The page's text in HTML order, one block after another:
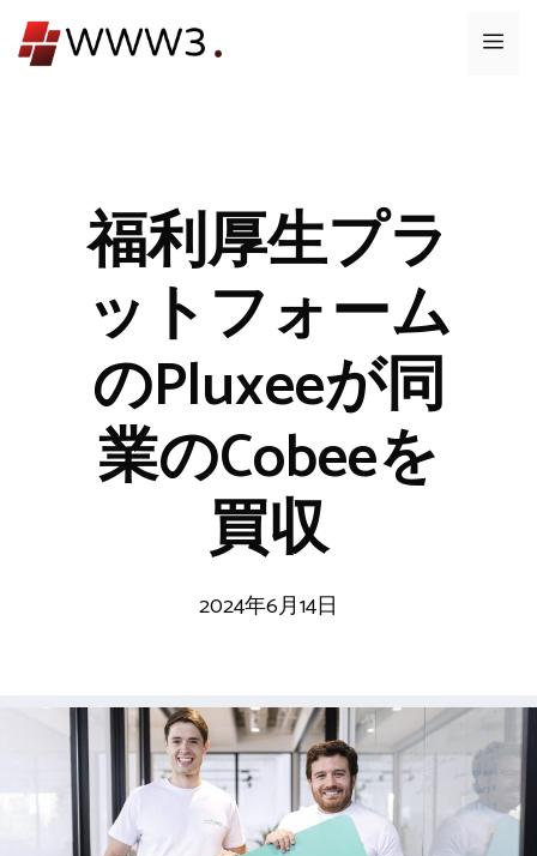
ン
メ
福利厚生プラ
ットフォーム
のPluxeeが同
業のCobeeを
買収
2024年6月14日